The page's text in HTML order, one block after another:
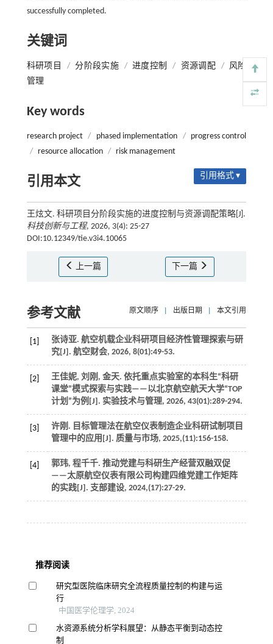
successfully completed.
关键词
科研项目 / 分阶段实施 / 进度控制 / 资源调配 /
风险
管理
Key words
research project / phased implementation /
progress control
/ resource allocation / risk management
引用本文 引用格式 ▾
王炫文. 科研项目分阶段实施的进度控制与资源调配策略[J].
科技创新与工程, 2026, 3(4): 25-27
DOI:10.12349/tie.v3i4.10065
上一篇 下一篇
参考文献 原文顺序 出版日期 本文引用
[1]
张诗亚. 航空机载企业科研项目经济性管理探索与研
究[J]. 航空财会, 2026, 8(01):49-53.
[2]
王佳妮, 刘刚, 金天. 依托重点实验室的本科生“科研
课堂”模式探索与实践——以北京航空航天大学“TOP
计划”为例[J]. 实验技术与管理, 2026, 43(01):289-294.
[3]
许刚. 目标管理法在航空仪表制造企业科研试制项目
管理中的应用[J]. 质量与市场, 2025,(11):156-158.
[4]
郭玮, 程千千. 推动党建与科研生产经营双融双促
——太原航空仪表有限公司构建四维党建工作矩阵
的实践[J]. 支部建设, 2024,(17):27-29.